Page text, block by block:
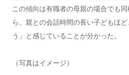
この傾向は有職者の母親の場合でも
ら、親との会話時間の長い子どもほ
う」と感じていることが分かった。
（写真はイメージ）